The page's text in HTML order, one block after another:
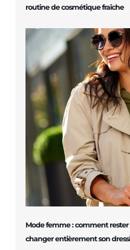
routine de cosmétique fraîche
Mode femme : comment
changer entièrement son